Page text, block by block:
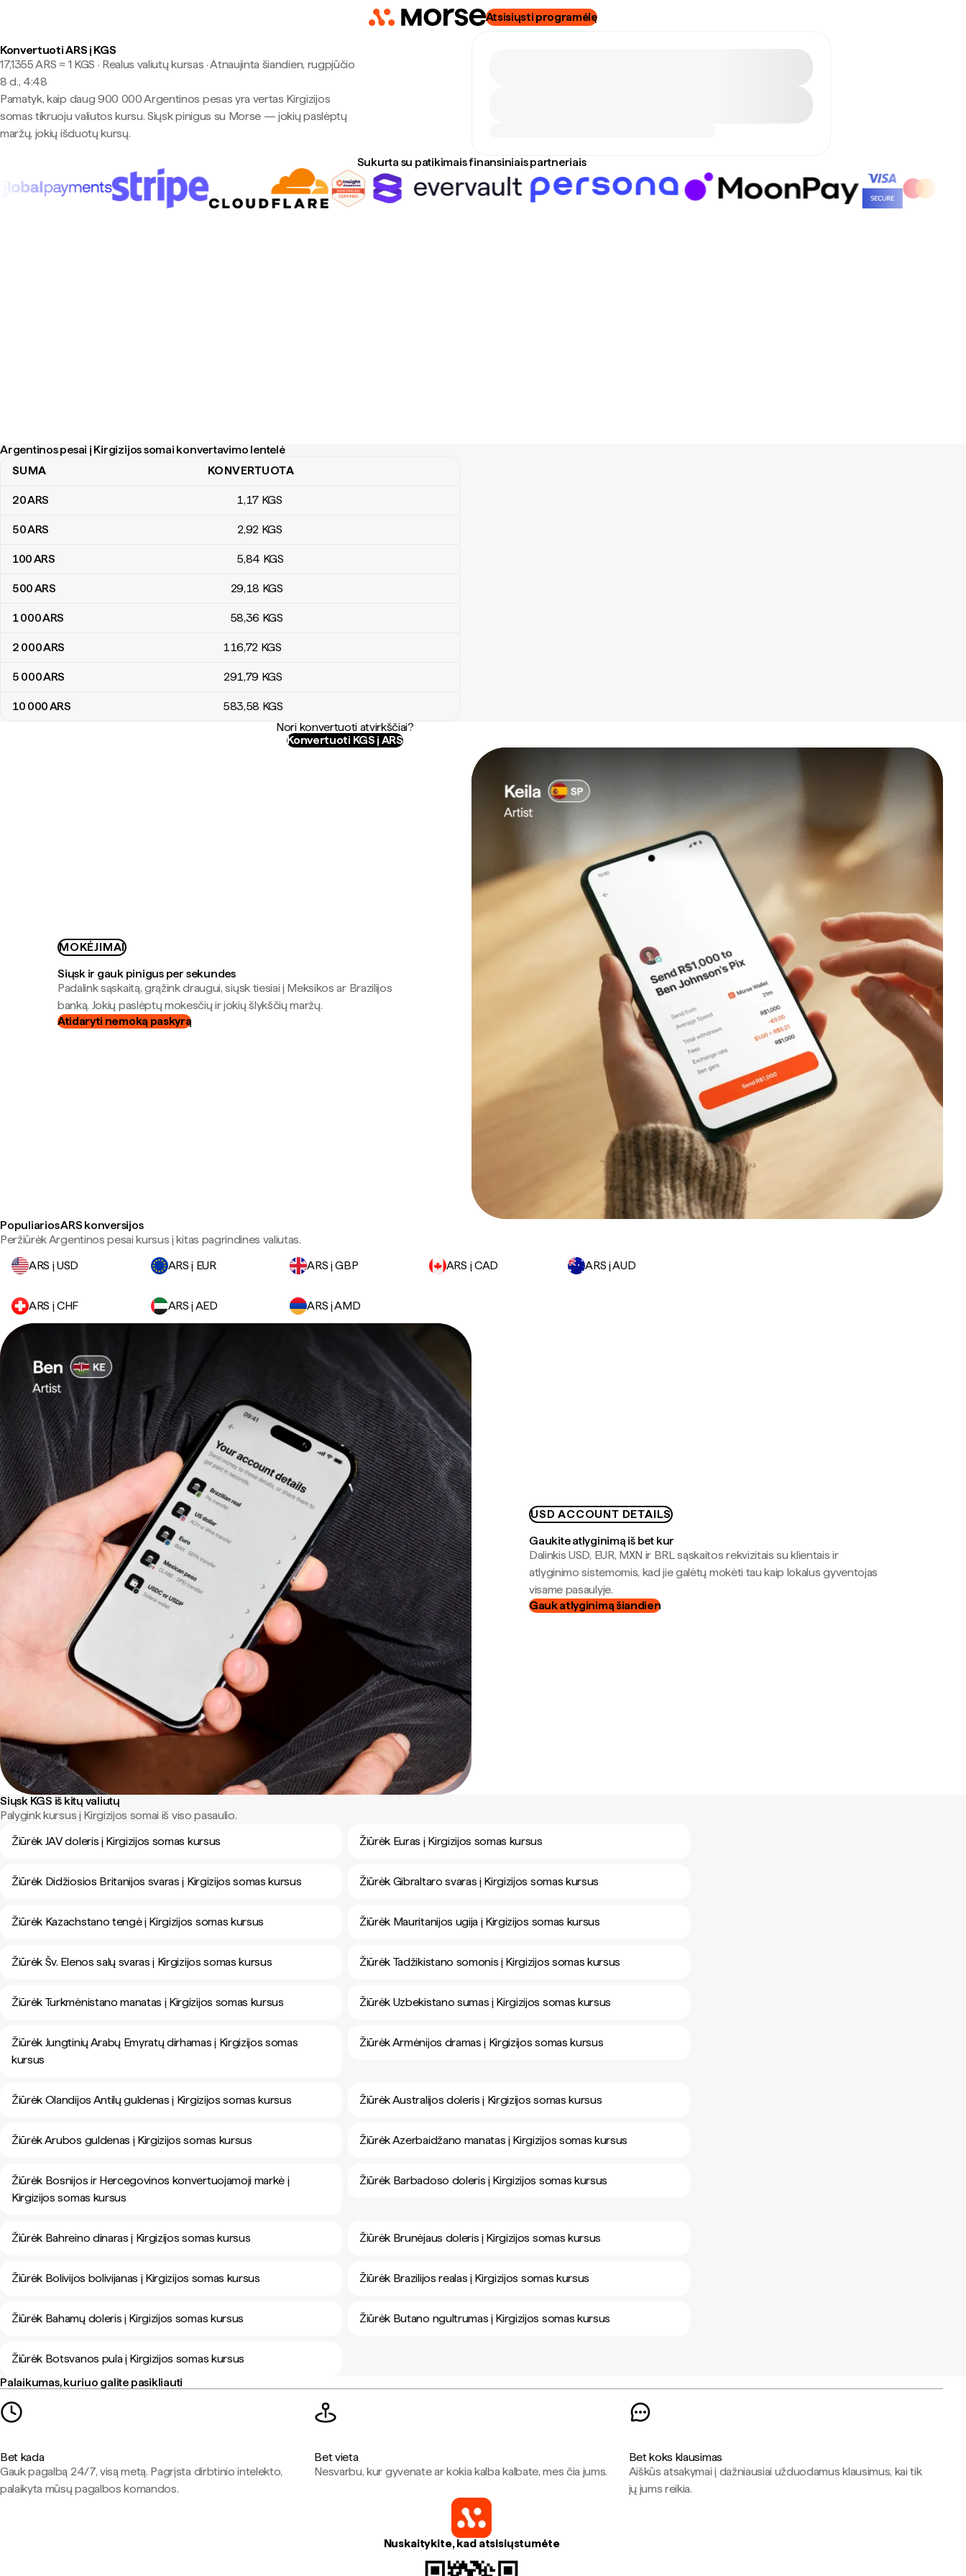
Atsisiųsti programėlę
Konvertuoti ARS į KGS
17,1355 ARS ≈ 1 KGS · Realus valiutų kursas ·Atnaujinta šiandien, rugpjūčio
8 d., 4:48
Pamatyk, kaip daug 900 000 Argentinos pesas yra vertas Kirgizijos
somas tikruoju valiutos kursu. Siųsk pinigus su Morse — jokių paslėptų
maržų, jokių išduotų kursų.
Sukurta su patikimais finansiniais partneriais
Argentinos pesai į Kirgizijos somai konvertavimo lentelė
Argentinos pesai į Kirgizijos somai konvertavimo lentelė
SUMA KONVERTUOTA
20ARS 1,17 KGS
50ARS 2,92 KGS
100ARS 5,84 KGS
500ARS 29,18 KGS
1 000ARS 58,36 KGS
2 000ARS 116,72 KGS
5 000ARS 291,79 KGS
10 000ARS 583,58 KGS
Nori konvertuoti atvirkščiai?
Konvertuoti KGS į ARS
MOKĖJIMAI
Siųsk ir gauk pinigus per sekundes
Padalink sąskaitą, grąžink draugui, siųsk tiesiai į Meksikos ar Brazilijos
banką. Jokių paslėptų mokesčių ir jokių šlykščių maržų.
Atidaryti nemoką paskyrą
Populiarios ARS konversijos
Peržiūrėk Argentinos pesai kursus į kitas pagrindines valiutas.
ARS į USD
ARS į EUR ARS į GBP ARS į CAD ARS į AUD
ARS į CHF ARS į AED ARS į AMD
USD ACCOUNT DETAILS
Gaukite atlyginimą iš bet kur
Dalinkis USD, EUR, MXN ir BRL sąskaitos rekvizitais su klientais ir
atlyginimo sistemomis, kad jie galėtų mokėti tau kaip lokalus gyventojas
visame pasaulyje.
Gauk atlyginimą šiandien
Siųsk KGS iš kitų valiutų
Palygink kursus į Kirgizijos somai iš viso pasaulio.
Žiūrėk JAV doleris į Kirgizijos somas kursus
Žiūrėk Euras į Kirgizijos somas kursus
Žiūrėk Didžiosios Britanijos svaras į Kirgizijos somas kursus Žiūrėk Gibraltaro svaras į Kirgizijos somas kursus
Žiūrėk Kazachstano tengė į Kirgizijos somas kursus Žiūrėk Mauritanijos ugija į Kirgizijos somas kursus
Žiūrėk Šv. Elenos salų svaras į Kirgizijos somas kursus Žiūrėk Tadžikistano somonis į Kirgizijos somas kursus
Žiūrėk Turkmėnistano manatas į Kirgizijos somas kursus Žiūrėk Uzbekistano sumas į Kirgizijos somas kursus
Žiūrėk Jungtinių Arabų Emyratų dirhamas į Kirgizijos somas
kursus
Žiūrėk Armėnijos dramas į Kirgizijos somas kursus
Žiūrėk Olandijos Antilų guldenas į Kirgizijos somas kursus Žiūrėk Australijos doleris į Kirgizijos somas kursus
Žiūrėk Arubos guldenas į Kirgizijos somas kursus Žiūrėk Azerbaidžano manatas į Kirgizijos somas kursus
Žiūrėk Bosnijos ir Hercegovinos konvertuojamoji markė į
Kirgizijos somas kursus
Žiūrėk Barbadoso doleris į Kirgizijos somas kursus
Žiūrėk Bahreino dinaras į Kirgizijos somas kursus Žiūrėk Brunėjaus doleris į Kirgizijos somas kursus
Žiūrėk Bolivijos bolivijanas į Kirgizijos somas kursus Žiūrėk Brazilijos realas į Kirgizijos somas kursus
Žiūrėk Bahamų doleris į Kirgizijos somas kursus Žiūrėk Butano ngultrumas į Kirgizijos somas kursus
Žiūrėk Botsvanos pula į Kirgizijos somas kursus
Palaikumas, kuriuo galite pasikliauti
Bet kada
Gauk pagalbą 24/7, visą metą. Pagrįsta dirbtinio intelekto,
palaikyta mūsų pagalbos komandos.
Bet vieta
Nesvarbu, kur gyvenate ar kokia kalba kalbate, mes čia jums.
Bet koks klausimas
Aiškūs atsakymai į dažniausiai užduodamus klausimus, kai tik
jų jums reikia.
Nuskaitykite, kad atsisiųstumėte